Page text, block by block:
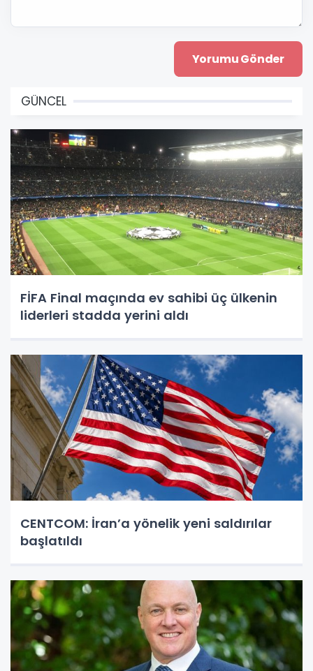
GÜNCEL
FİFA Final maçında ev sahibi üç ülkenin
liderleri stadda yerini aldı
CENTCOM: İran’a yönelik yeni saldırılar
başlatıldı